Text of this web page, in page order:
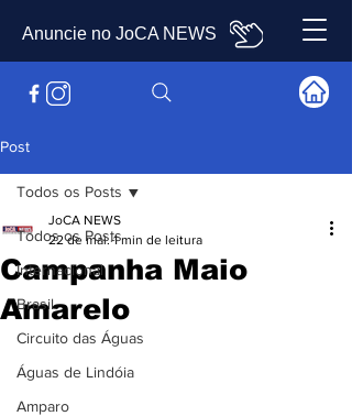
Anuncie no JoCA NEWS
Post
Todos os Posts
Internacional
Brasil
Circuito das Águas
Águas de Lindóia
Amparo
Todos os Posts
Campanha Maio
Amarelo
JoCA NEWS
22 de mai. 1 min de leitura